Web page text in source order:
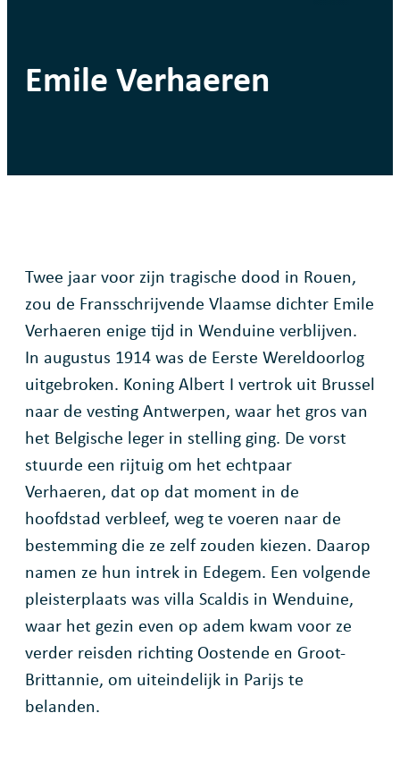
Emile Verhaeren
Twee jaar voor zijn tragische dood in Rouen,
zou de Fransschrijvende Vlaamse dichter Emile
Verhaeren enige tijd in Wenduine verblijven.
In augustus 1914 was de Eerste Wereldoorlog
uitgebroken. Koning Albert I vertrok uit Brussel
naar de vesting Antwerpen, waar het gros van
het Belgische leger in stelling ging. De vorst
stuurde een rijtuig om het echtpaar
Verhaeren, dat op dat moment in de
hoofdstad verbleef, weg te voeren naar de
bestemming die ze zelf zouden kiezen. Daarop
namen ze hun intrek in Edegem. Een volgende
pleisterplaats was villa Scaldis in Wenduine,
waar het gezin even op adem kwam voor ze
verder reisden richting Oostende en Groot-
Brittannie, om uiteindelijk in Parijs te
belanden.